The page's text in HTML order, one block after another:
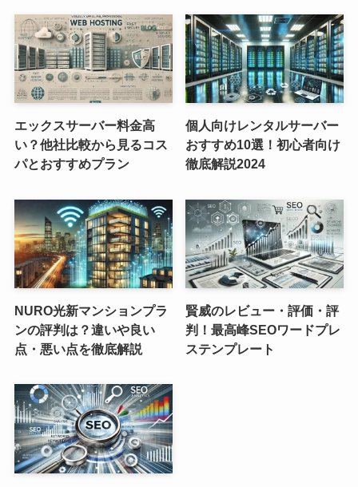
エックスサーバー料金高
い？他社比較から見るコス
パとおすすめプラン
個人向けレンタルサーバー
おすすめ10選！初心者向け
徹底解説2024
NURO光新マンションプラ
ンの評判は？違いや良い
点・悪い点を徹底解説
賢威のレビュー・評価・評
判！最高峰SEOワードプレ
ステンプレート